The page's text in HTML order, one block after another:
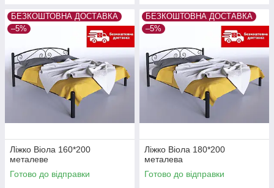
БЕЗКОШТОВНА ДОСТАВКА
–5%
Ліжко Віола 160*200
металеве
Готово до відправки
БЕЗКОШТОВНА ДОСТАВКА
–5%
Ліжко Віола 180*200
металева
Готово до відправки